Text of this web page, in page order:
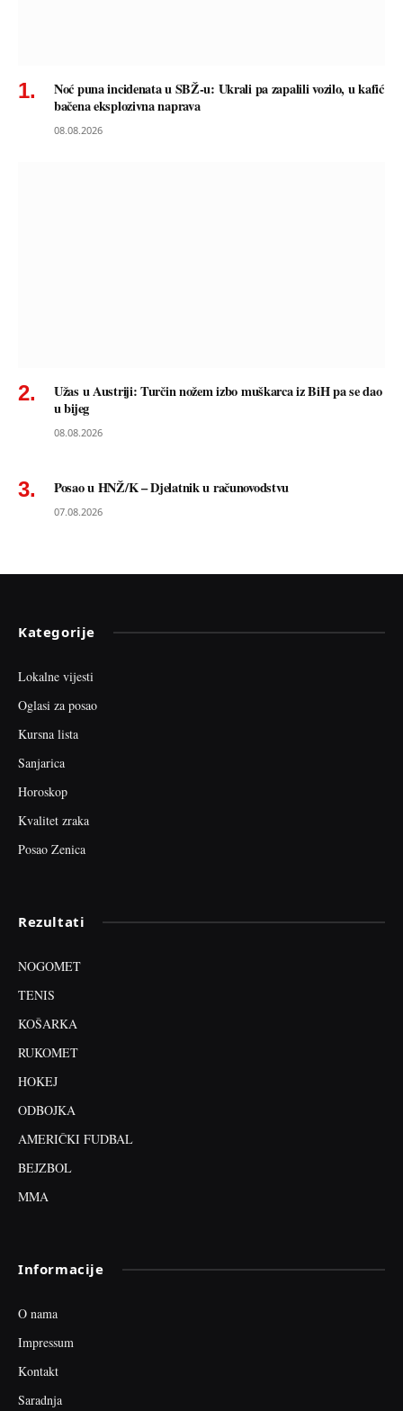
Noć puna incidenata u SBŽ-u: Ukrali pa zapalili vozilo, u kafić
bačena eksplozivna naprava
08.08.2026
Užas u Austriji: Turčin nožem izbo muškarca iz BiH pa se dao
u bijeg
08.08.2026
Posao u HNŽ/K – Djelatnik u računovodstvu
07.08.2026
Kategorije
Lokalne vijesti
Oglasi za posao
Kursna lista
Sanjarica
Horoskop
Kvalitet zraka
Posao Zenica
Rezultati
NOGOMET
TENIS
KOŠARKA
RUKOMET
HOKEJ
ODBOJKA
AMERIČKI FUDBAL
BEJZBOL
MMA
Informacije
O nama
Impressum
Kontakt
Saradnja